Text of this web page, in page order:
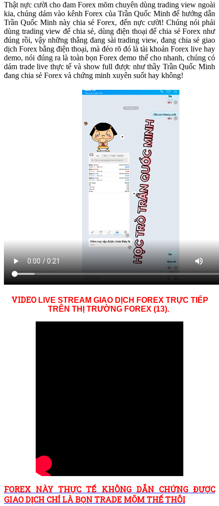
Thật nực cười cho đam Forex mõm chuyên dùng trading view ngoài
kia, chúng dám vào kênh Forex của Trần Quốc Minh để hướng dẫn
Trần Quốc Minh này chia sẻ Forex, đến nực cười! Chúng nói phải
dùng trading view để chia sẻ, dùng điện thoại để chia sẻ Forex như
đúng rồi, vậy những thằng đang sài trading view, đang chia sẻ giao
dịch Forex bằng điện thoại, mà đéo rõ đó là tài khoản Forex live hay
demo, nói đúng ra là toàn bọn Forex demo thế cho nhanh, chúng có
dám trade live thực tế và show full được như thầy Trần Quốc Minh
đang chia sẻ Forex và chứng minh xuyên suốt hay không!
VIDEOLIVE STREAM GIAO DỊCH FOREX TRỰC TIẾP
TRÊN THỊ TRƯỜNG FOREX (13).
FOREX NÀY THỰC TẾ KHÔNG DẪN CHỨNG ĐƯỢC
GIAO DỊCH CHỈ LÀ BỌN TRADE MÕM THẾ THÔI